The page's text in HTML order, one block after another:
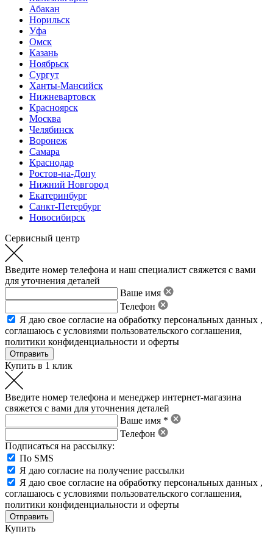
Абакан
Норильск
Уфа
Омск
Казань
Ноябрьск
Сургут
Ханты-Мансийск
Нижневартовск
Красноярск
Москва
Челябинск
Воронеж
Самара
Краснодар
Ростов-на-Дону
Нижний Новгород
Екатеринбург
Санкт-Петербург
Новосибирск
Сервисный центр
Введите номер телефона и наш специалист свяжется с вами
для уточнения деталей
Ваше имя
Телефон
Я даю свое согласие на обработку персональных данных ,
соглашаюсь с условиями пользовательского соглашения,
политики конфиденциальности и оферты
Купить в 1 клик
Введите номер телефона и менеджер интернет-магазина
свяжется с вами для уточнения деталей
Ваше имя *
Телефон
Подписаться на рассылку:
По SMS
Я даю согласие на получение рассылки
Я даю свое согласие на обработку персональных данных ,
соглашаюсь с условиями пользовательского соглашения,
политики конфиденциальности и оферты
Купить